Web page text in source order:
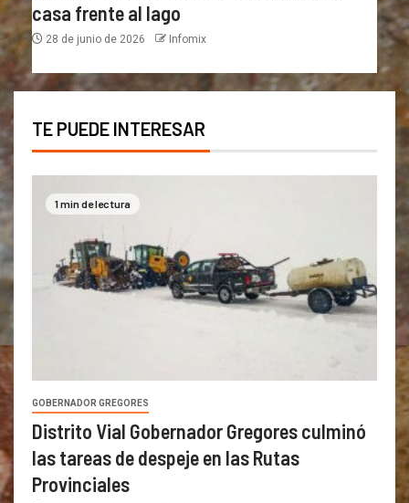
casa frente al lago
28 de junio de 2026 Infomix
TE PUEDE INTERESAR
1 min de lectura
GOBERNADOR GREGORES
Distrito Vial Gobernador Gregores culminó
las tareas de despeje en las Rutas
Provinciales